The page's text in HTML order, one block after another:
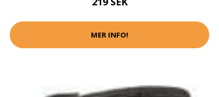
MER INFO!